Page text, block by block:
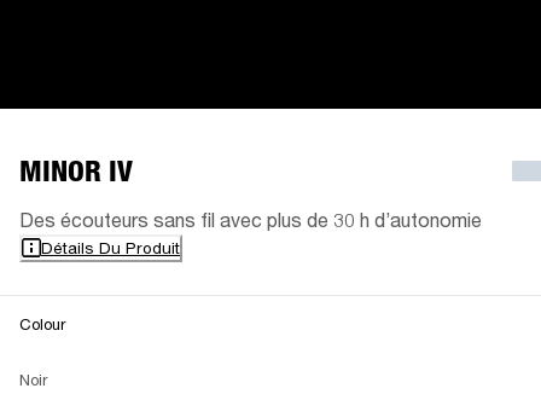
MINOR IV
Des écouteurs sans fil avec plus de 30 h d’autonomie
Détails Du Produit
Colour
Noir